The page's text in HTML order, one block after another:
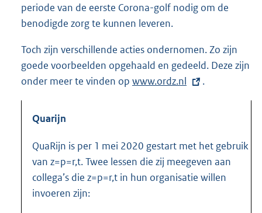
periode van de eerste Corona-golf nodig om de
benodigde zorg te kunnen leveren.
Toch zijn verschillende acties ondernomen. Zo zijn
goede voorbeelden opgehaald en gedeeld. Deze zijn
onder meer te vinden op E
r
n
e
www.ordz.nl .
Quarijn
QuaRijn is per 1 mei 2020 gestart met het gebruik
van z=p=r,t. Twee lessen die zij meegeven aan
collega’s die z=p=r,t in hun organisatie willen
invoeren zijn: